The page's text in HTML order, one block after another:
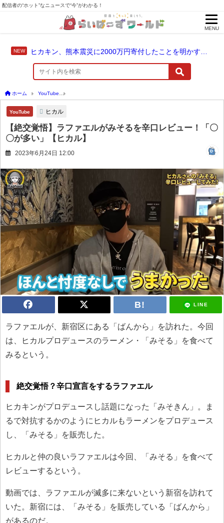
配信者の“ホット”なニュースで“今”がわかる！
MENU
ホーム YouTube
YouTube ヒカル
【絶交覚悟】ラファエルがみそるを辛口レビュー！「〇
〇が多い」【ヒカル】
2023年6月24日 12:00
LINE
ラファエルが、新宿区にある「ばんから」を訪れた。今回
は、ヒカルプロデュースのラーメン・「みそる」を食べて
みるという。
絶交覚悟？辛口宣言をするラファエル
ヒカキンがプロデュースし話題になった「みそきん」。ま
るで対抗するかのようにヒカルもラーメンをプロデュース
し、「みそる」を販売した。
ヒカルと仲の良いラファエルは今回、「みそる」を食べて
レビューするという。
動画では、ラファエルが滅多に来ないという新宿を訪れて
いた。新宿には、「みそる」を販売している「ばんから」
があるのだ。